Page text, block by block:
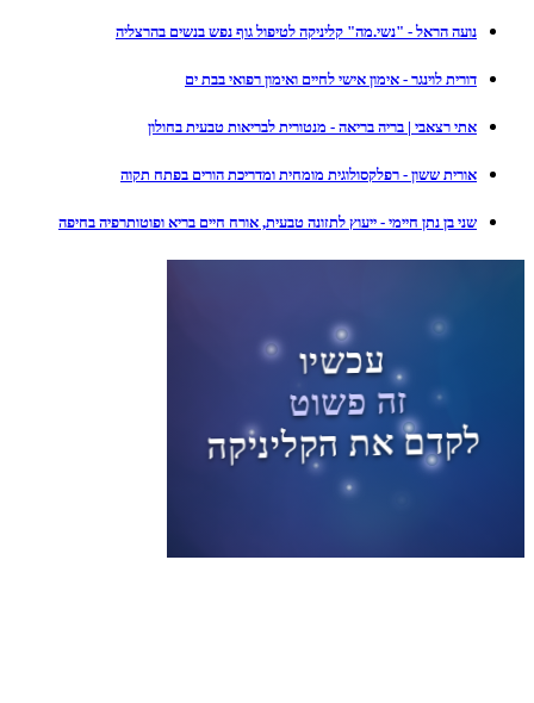
נועה הראל - "נשי.מה" קליניקה לטיפול גוף נפש בנשים בהרצליה
דורית לוינגר - אימון אישי לחיים ואימון רפואי בבת ים
אתי רצאבי | בריה בריאה - מנטורית לבריאות טבעית בחולון
אורית ששון - רפלקסולוגית מומחית ומדריכת הורים בפתח תקוה
שני בן נתן חיימי - ייעוץ לתזונה טבעית, אורח חיים בריא ופוטותרפיה בחיפה